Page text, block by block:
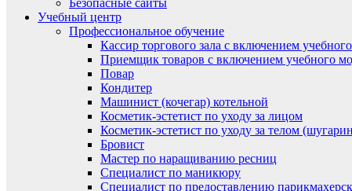
Безопасные сайты
Учебный центр
Профессиональное обучение
Кассир торгового зала с включением
Приемщик товаров с включением учебного
Повар
Кондитер
Машинист (кочегар) котельной
Косметик-эстетист по уходу за лицом
Косметик-эстетист по уходу за телом
Бровист
Мастер по наращиванию ресниц
Специалист по маникюру
Специалист по предоставлению